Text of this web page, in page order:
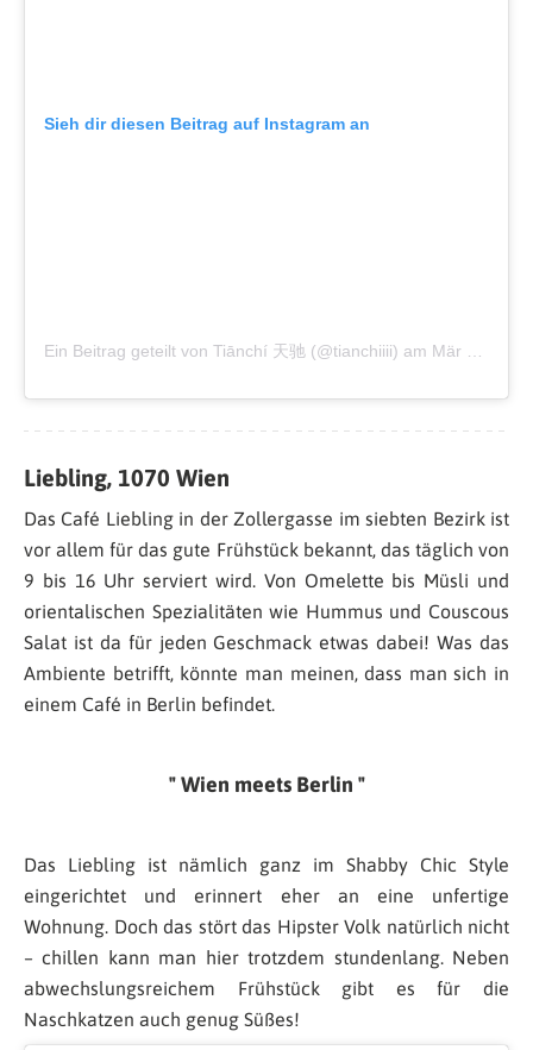
Sieh dir diesen Beitrag auf Instagram an
Ein Beitrag geteilt von Tiānchí 天驰 (@tianchiiii) am Mär 24, 2015 um 8:14 PDT
Liebling, 1070 Wien
Das Café Liebling in der Zollergasse im siebten Bezirk ist
vor allem für das gute Frühstück bekannt, das täglich von
9 bis 16 Uhr serviert wird. Von Omelette bis Müsli und
orientalischen Spezialitäten wie Hummus und Couscous
Salat ist da für jeden Geschmack etwas dabei! Was das
Ambiente betrifft, könnte man meinen, dass man sich in
einem Café in Berlin befindet.
Wien meets Berlin
Das Liebling ist nämlich ganz im Shabby Chic Style
eingerichtet und erinnert eher an eine unfertige
Wohnung. Doch das stört das Hipster Volk natürlich nicht
– chillen kann man hier trotzdem stundenlang. Neben
abwechslungsreichem Frühstück gibt es für die
Naschkatzen auch genug Süßes!